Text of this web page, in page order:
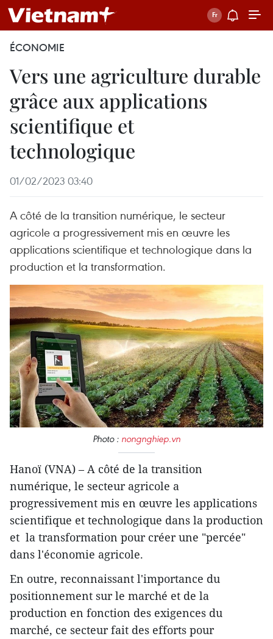
ÉCONOMIE
Vers une agriculture durable
grâce aux applications
scientifique et
technologique
01/02/2023 03:40
A côté de la transition numérique, le secteur
agricole a progressivement mis en œuvre les
applications scientifique et technologique dans la
production et la transformation.
Photo : nongnghiep.vn
Hanoï (VNA) – A côté de la transition
numérique, le secteur agricole a
progressivement mis en œuvre les applications
scientifique et technologique dans la production
et la transformation pour créer une "percée"
dans l'économie agricole.
En outre, reconnaissant l'importance du
positionnement sur le marché et de la
production en fonction des exigences du
marché, ce secteur fait des efforts pour